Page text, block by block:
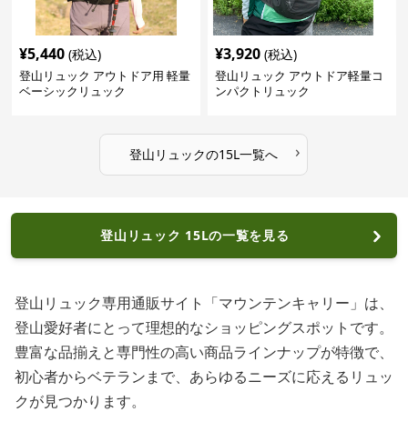
¥5,440 (税込)
登山リュック アウトドア用 軽量
ベーシックリュック
¥3,920 (税込)
登山リュック アウトドア軽量コ
ンパクトリュック
登山リュックの15L一覧へ ›
登山リュック 15Lの一覧を見る
登山リュック専用通販サイト「マウンテンキャリー」は、
登山愛好者にとって理想的なショッピングスポットです。
豊富な品揃えと専門性の高い商品ラインナップが特徴で、
初心者からベテランまで、あらゆるニーズに応えるリュッ
クが見つかります。